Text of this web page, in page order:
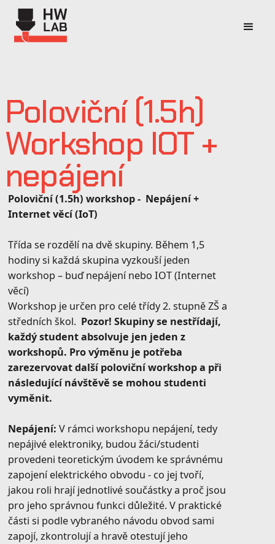
Poloviční (1.5h)
Workshop IOT +
nepájení
Poloviční (1.5h) workshop - Nepájení +
Internet věcí (IoT)
Třída se rozdělí na dvě skupiny. Během 1,5
hodiny si každá skupina vyzkouší jeden
workshop – buď nepájení nebo IOT (Internet
věcí)
Workshop je určen pro celé třídy 2. stupně ZŠ a
středních škol. Pozor! Skupiny se nestřídají,
každý student absolvuje jen jeden z
workshopů. Pro výměnu je potřeba
zarezervovat další poloviční workshop a při
následující návštěvě se mohou studenti
vyměnit.
Nepájení: V rámci workshopu nepájení, tedy
nepájivé elektroniky, budou žáci/studenti
provedeni teoretickým úvodem ke správnému
zapojení elektrického obvodu - co jej tvoří,
jakou roli hrají jednotlivé součástky a proč jsou
pro jeho správnou funkci důležité. V praktické
části si podle vybraného návodu obvod sami
zapojí, zkontrolují a hravě otestují jeho